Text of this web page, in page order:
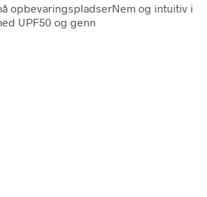
opbevaringspladserNem og intuitiv i
UPF50 og genn